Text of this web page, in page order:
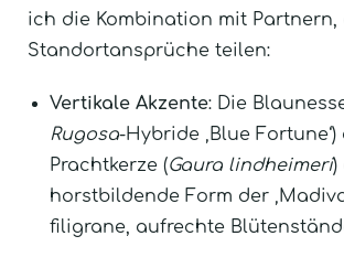
ich die Kombination mit
Standortansprüche teilen:
Vertikale Akzente: Die
Rugosa-Hybride ‚Blue
Prachtkerze (Gaura lindheimeri)
horstbildende Form der
filigrane, aufrechte